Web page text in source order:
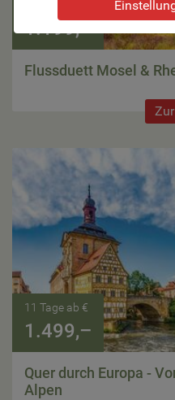
1.199,–
Flussduett Mosel &
11 Tage ab €
1.499,–
Quer durch Europa -
Alpen